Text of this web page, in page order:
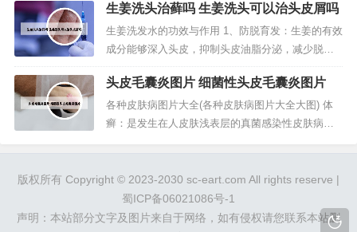
染，根据病原菌和临床表现的不同可分为黄癣、白
癣和黑点癣三种。头癣是头皮和头发的浅部真菌感
染，根据病原菌和临床表现的不同可分为黄癣、白
癣和黑点癣三种。头癣好发于儿童，传染...
生姜洗头治藓吗 生姜洗头可以治头皮屑吗
生姜洗发水的功效与作用 1、防脱育发：生姜的有效
成分能够深入头皮，抑制头皮油脂分泌，减少脱发
的可能，并帮助改善头皮环境，为毛囊提供充足营
养，使头发更健康地生长。2、生姜洗发水的功效和
作用：减少头屑：生姜洗发水中的生姜成分能够清
除污物，疏通毛囊，可以去除头皮分泌的的油脂，
头皮毛囊炎图片 细菌性头皮毛囊炎图片
各种皮肤病图片大全(各种皮肤病图片大全大图) 体
癣：是发生在人皮肤浅表层的真菌感染性皮肤病，
主要体现在皮肤易瘙痒、手足会皲裂等。关于皮肤
病对照大全1 过敏和疹子的区别图片 患湿疹通常都
与过敏有关系，最多的是对牛奶...
版权所有 Copyright © 2023-2030 sc-eart.com All rights reserve |
蜀ICP备06021086号-1
声明：本站部分文字及图片来自于网络，如有侵权请您联系本站删